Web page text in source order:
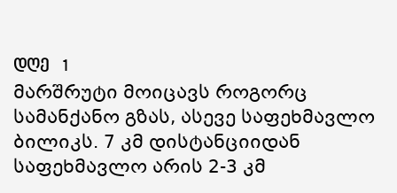
დღე 1
Მარშრუტი Მოიცავს Როგორც
Სამანქანო Გზას, Ასევე Საფეხმავლო
Ბილიკს. 7 Კმ Დისტანციიდან
Საფეხმავლო Არის 2-3 Კმ